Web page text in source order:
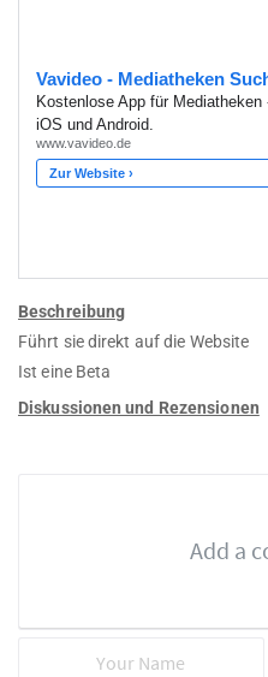
Beschreibung
Führt sie direkt auf die Website
Ist eine Beta
Diskussionen und Rezensionen